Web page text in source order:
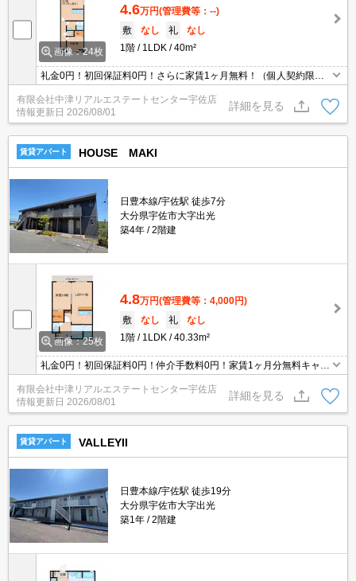
画像：24枚
4.6万円(管理費等：--)
敷
なし 礼
なし
1階
1LDK 40m²
礼金0円！初回保証料0円！さらに家賃1ヶ月無料！（個人契約限
定）インターネット無料☆（※ルーターはご準備ください）対面式
キッチン、エアコン1基、温水洗浄便座、TVモニタ―ホン付き。駐
車場1台無料。1階角部屋。
有限会社中津リアルエステートセンター宇佐店
情報更新日 2026/08/01
詳細を見る
賃貸アパート HOUSE MAKI
日豊本線/宇佐駅 徒歩7分
大分県宇佐市大字出光
築4年
2階建
画像：25枚
4.8万円(管理費等：4,000円)
敷
なし 礼
なし
1階
1LDK 40.33m²
礼金0円！初回保証料0円！仲介手数料0円！家賃1ヶ月分無料キャン
ペーン！（※個人契約限定）豊後髙田市方面へアクセス良好 国道
10号沿いで宇佐駅に近い立地です！積水ハイム施工のアパート 設
備充実！（IHクッキングヒーター付き対面キッチン、TVモニターホ
ン・追い焚き機能付バス・温水洗浄便座・ウォークインクローゼッ
ト・室内物
有限会社中津リアルエステートセンター宇佐店
情報更新日 2026/08/01
詳細を見る
賃貸アパート VALLEYII
日豊本線/宇佐駅 徒歩19分
大分県宇佐市大字出光
築1年
2階建